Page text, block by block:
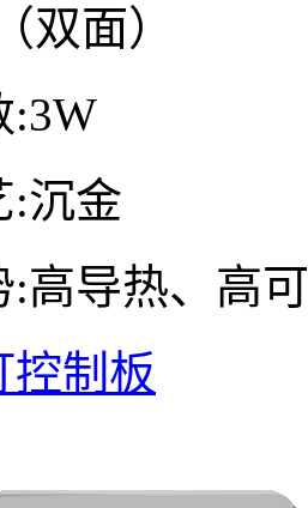
双面）
:3W
:沉金
:高导热、高
控制板